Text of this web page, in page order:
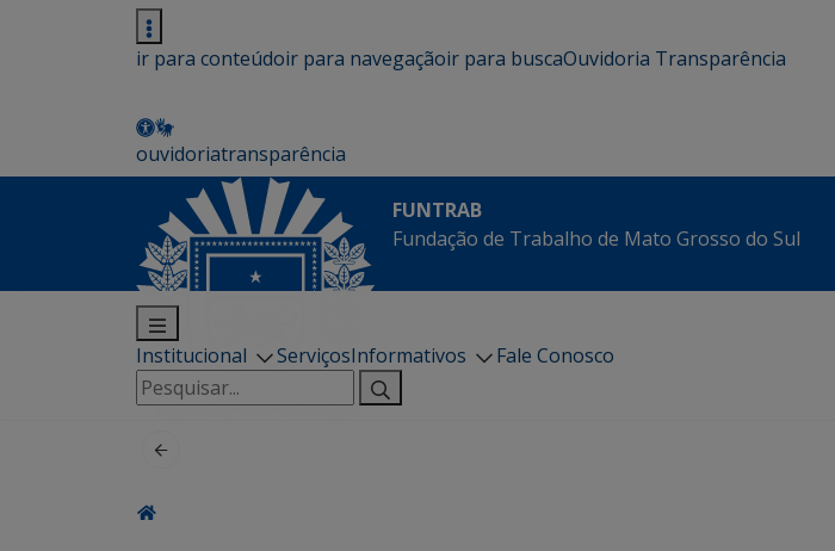
ir para conteúdoir para navegaçãoir para buscaOuvidoria Transparência
ouvidoriatransparência
FUNTRAB
Fundação de Trabalho de Mato Grosso do Sul
Institucional ServiçosInformativos
Fale Conosco
Pesquisar
por: